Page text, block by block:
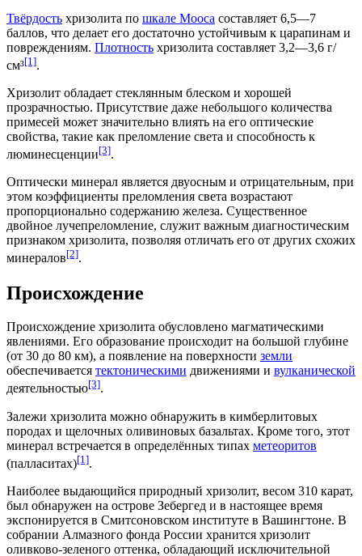
Твёрдость хризолита по шкале Мооса составляет 6,5—7
баллов, что делает его достаточно устойчивым к царапинам и
повреждениям. Плотность хризолита составляет 3,2—3,6 г/
см³[1].
Хризолит обладает стеклянным блеском и хорошей
прозрачностью. Присутствие даже небольшого количества
примесей может значительно влиять на его оптические
свойства, такие как преломление света и способность к
люминесценции[3].
Оптически минерал является двуосным и отрицательным, при
этом коэффициенты преломления света возрастают
пропорционально содержанию железа. Существенное
двойное лучепреломление, служит важным диагностическим
признаком хризолита, позволяя отличать его от других схожих
минералов[2].
Происхождение
Происхождение хризолита обусловлено магматическими
явлениями. Его образование происходит на большой глубине
(от 30 до 80 км), а появление на поверхности земли
обеспечивается тектоническими движениями и вулканической
деятельностью[3].
Залежи хризолита можно обнаружить в кимберлитовых
породах и щелочных оливиновых базальтах. Кроме того, этот
минерал встречается в определённых типах метеоритов
(палласитах)[1].
Наиболее выдающийся природный хризолит, весом 310 карат,
был обнаружен на острове Зебергед и в настоящее время
экспонируется в Смитсоновском институте в Вашингтоне. В
собрании Алмазного фонда России хранится хризолит
оливково-зеленого оттенка, обладающий исключительной